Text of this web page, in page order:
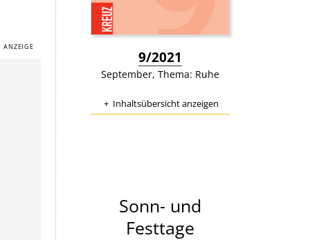
9/2021
September, Thema: Ruhe
Inhaltsübersicht anzeigen
Sonn- und
Festtage